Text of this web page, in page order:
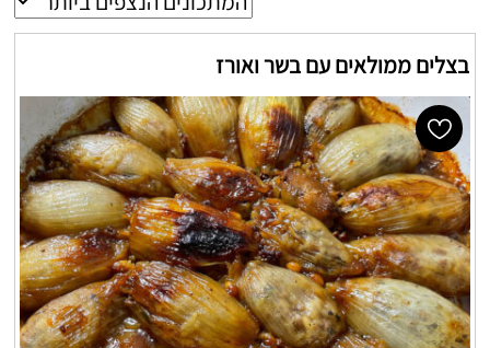
בצלים ממולאים עם בשר ואורז